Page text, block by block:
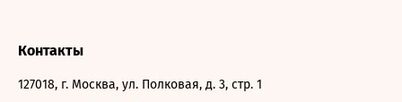
Контакты
127018, г. Москва, ул. Полковая, д. 3, стр. 1